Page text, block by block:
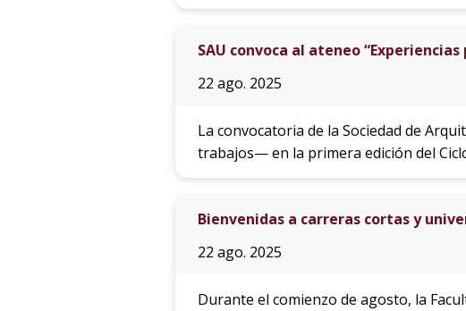
SAU convoca al ateneo
22 ago. 2025
La convocatoria de la Sociedad de
trabajos— en la primera edición del
Bienvenidas a carreras cortas y
22 ago. 2025
Durante el comienzo de agosto, la